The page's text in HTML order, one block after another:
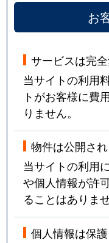
お
サービスは完
当サイトの利用
トがお客様に費
りません。
物件は公開さ
当サイトの利用
や個人情報が許
ることはありませ
個人情報は保